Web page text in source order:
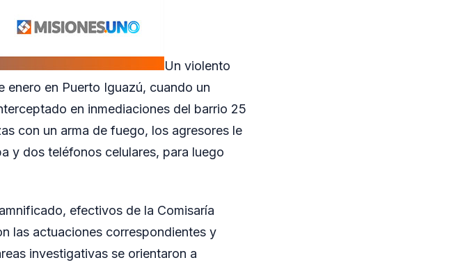
Un violento
enero en Puerto Iguazú, cuando un
en inmediaciones del barrio 25
con un arma de fuego, los agresores le
y dos teléfonos celulares, para luego
efectivos de la Comisaría
las actuaciones correspondientes y
investigativas se orientaron a